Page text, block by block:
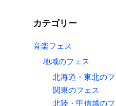
カテゴリー
音楽フェス
地域のフェス
北海道・東北のフ
関東のフェス
北陸・甲信越のフ